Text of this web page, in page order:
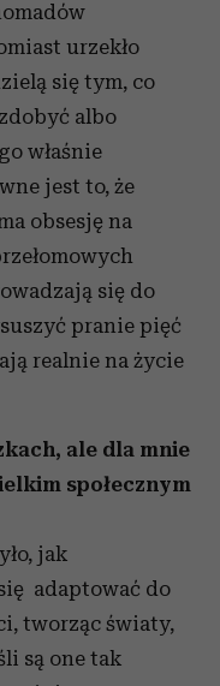
urzekło
się tym, co
albo
właśnie
jest to, że
obsesję na
się do
pranie pięć
realnie na życie
ale dla mnie
społecznym
jak
adaptować do
tworząc światy,
są one tak